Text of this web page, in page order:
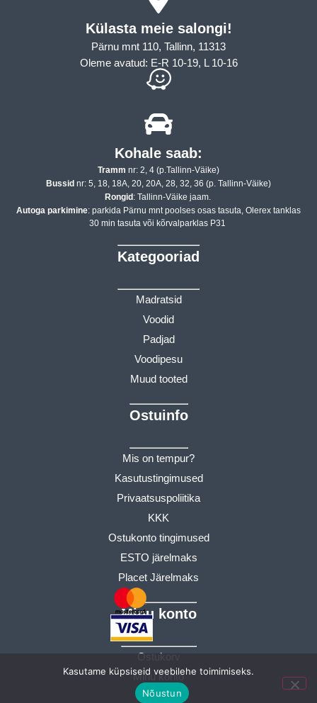
Külasta meie salongi!
Pärnu mnt 110, Tallinn, 11313
Oleme avatud: E-R 10-19, L 10-16
Kohale saab:
Tramm nr: 2, 4 (p.Tallinn-Väike)
Bussid nr: 5, 18, 18A, 20, 20A, 28, 32, 36 (p. Tallinn-Väike)
Rongid: Tallinn-Väike jaam.
Autoga parkimine: parkida Pärnu mnt poolses osas tasuta, Olerex tanklas
30 min tasuta või kõrvalparklas P31
Kategooriad
Madratsid
Voodid
Padjad
Voodipesu
Muud tooted
Ostuinfo
Mis on tempur?
Kasutustingimused
Privaatsuspoliitika
KKK
Ostukonto tingimused
ESTO järelmaks
Placet Järelmaks
Minu konto
Ostukorv
Minu konto
Tellimused
Kasutame küpsiseid veebilehe toimimiseks.
Nõustun